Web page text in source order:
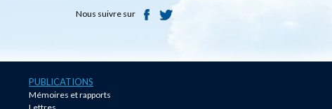
Nous suivre sur
PUBLICATIONS
Mémoires et rapports